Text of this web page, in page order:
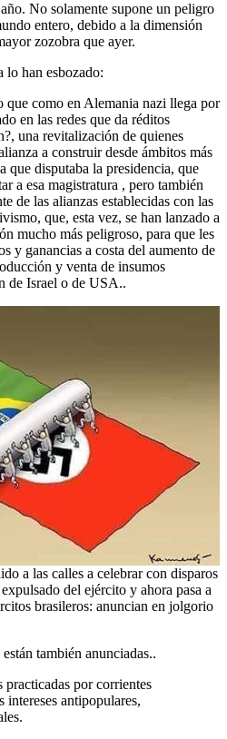
No solamente supone un peligro
entero, debido a la dimensión
zozobra que ayer.
lo han esbozado:
que como en Alemania nazi llega por
en las redes que da réditos
una revitalización de quienes
a construir desde ámbitos más
que disputaba la presidencia, que
a esa magistratura , pero también
de las alianzas establecidas con las
que, esta vez, se han lanzado a
mucho más peligroso, para que les
y ganancias a costa del aumento de
y venta de insumos
de Israel o de USA..
a las calles a celebrar con disparos
del ejército y ahora pasa a
brasileros: anuncian en jolgorio
también anunciadas..
practicadas por corrientes
intereses antipopulares,